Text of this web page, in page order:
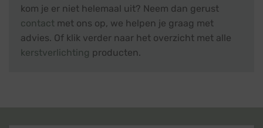
kom je er niet helemaal uit? Neem dan gerust
contact met ons op, we helpen je graag met
advies. Of klik verder naar het overzicht met alle
kerstverlichting producten.